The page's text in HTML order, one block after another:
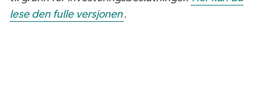
lese den fulle versjonen.